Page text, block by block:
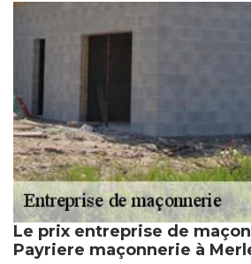
Le prix entreprise de
Payriere maçonnerie à